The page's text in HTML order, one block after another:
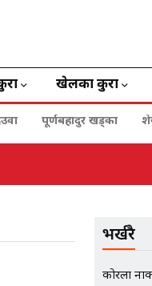
खेलका कुरा
पूर्णबहादुर खड्का
भर्खरै
कोरला